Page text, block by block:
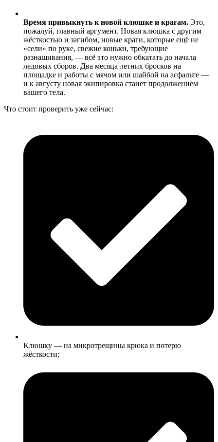
Время привыкнуть к новой клюшке и крагам. Это,
пожалуй, главный аргумент. Новая клюшка с другим
жёсткостью и загибом, новые краги, которые ещё не
«сели» по руке, свежие коньки, требующие
разнашивания, — всё это нужно обкатать до начала
ледовых сборов. Два месяца летних бросков на
площадке и работы с мячом или шайбой на асфальте —
и к августу новая экипировка станет продолжением
вашего тела.
Что стоит проверить уже сейчас:
Клюшку — на микротрещины крюка и потерю
жёсткости;